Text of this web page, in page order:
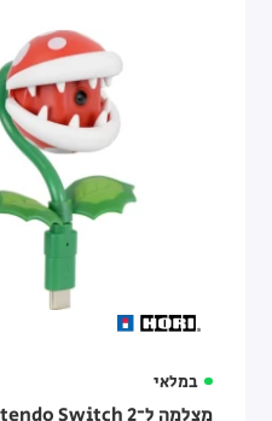
במלאי